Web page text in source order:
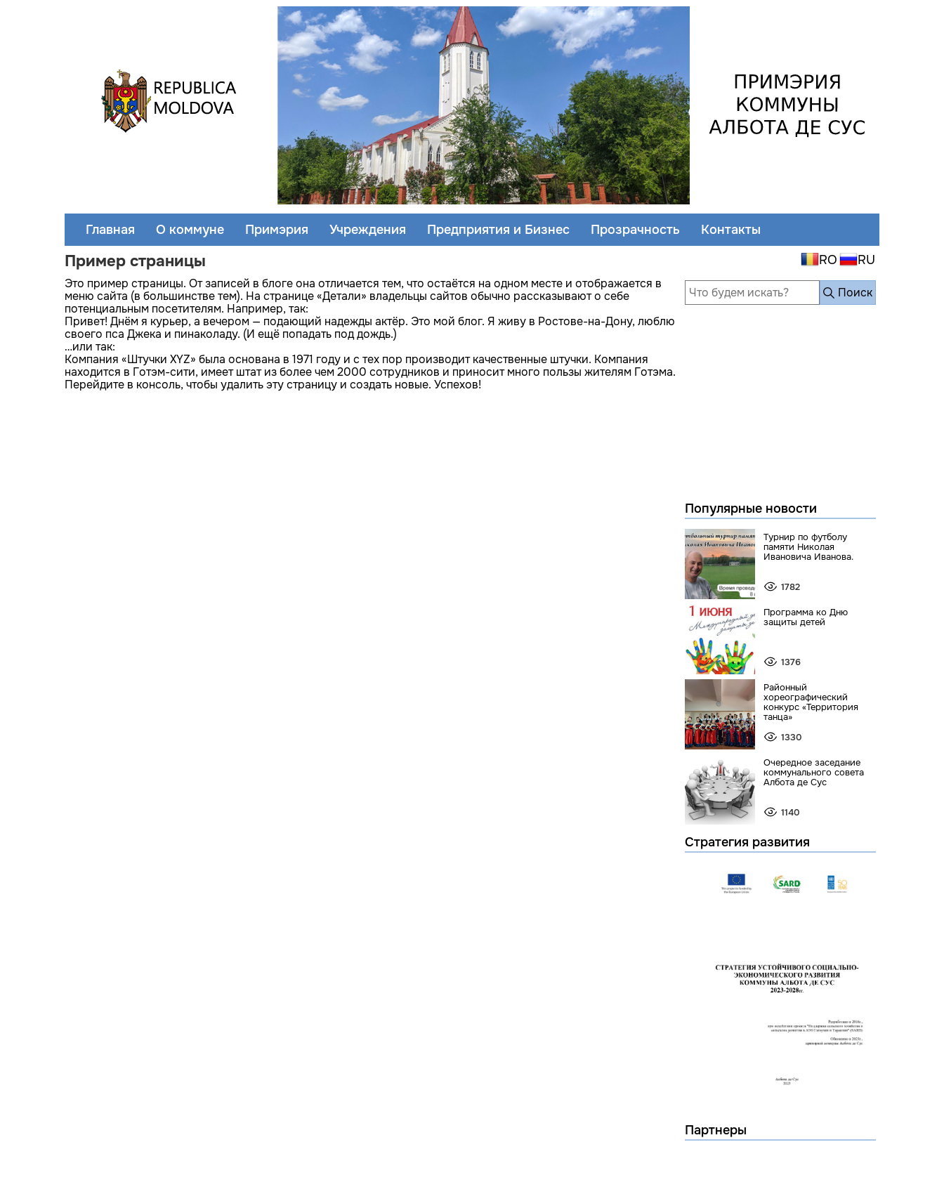
Главная О коммуне Примэрия Учреждения Предприятия и Бизнес Прозрачность Контакты
Пример страницы
Это пример страницы. От записей в блоге она отличается тем, что остаётся на одном месте и отображается в
меню сайта (в большинстве тем). На странице «Детали» владельцы сайтов обычно рассказывают о себе
потенциальным посетителям. Например, так:
Привет! Днём я курьер, а вечером — подающий надежды актёр. Это мой блог. Я живу в Ростове-на-Дону, люблю
своего пса Джека и пинаколаду. (И ещё попадать под дождь.)
…или так:
Компания «Штучки XYZ» была основана в 1971 году и с тех пор производит качественные штучки. Компания
находится в Готэм-сити, имеет штат из более чем 2000 сотрудников и приносит много пользы жителям Готэма.
Перейдите в консоль, чтобы удалить эту страницу и создать новые. Успехов!
Поиск
Популярные новости
Турнир по футболу
памяти Николая
Ивановича Иванова.
1782
Программа ко Дню
защиты детей
1376
Районный
хореографический
конкурс «Территория
танца»
1330
Очередное заседание
коммунального совета
Албота де Сус
1140
Стратегия развития
Партнеры